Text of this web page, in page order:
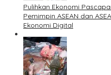
Pulihkan Ekonomi
Pemimpin ASEAN dan
Ekonomi Digital